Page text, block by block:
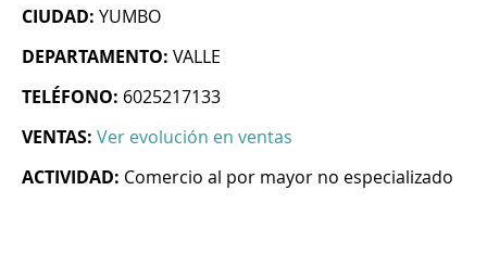
CIUDAD: YUMBO
DEPARTAMENTO: VALLE
TELÉFONO: 6025217133
VENTAS: Ver evolución en ventas
ACTIVIDAD: Comercio al por mayor no especializado